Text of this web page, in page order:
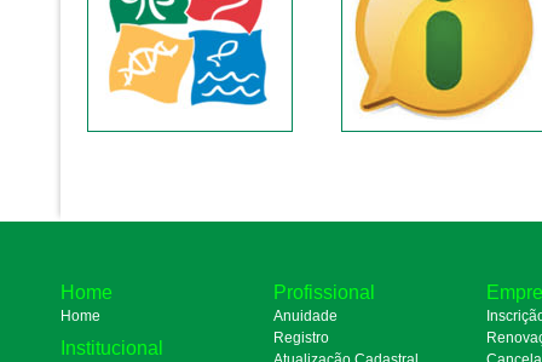
Home
Home
Institucional
Profissional
Anuidade
Registro